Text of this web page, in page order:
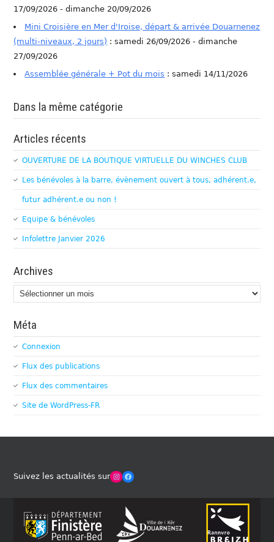
17/09/2026 - dimanche 20/09/2026
Mini Croisière en Mer d'Iroise, départ & arrivée Douarnenez
(multi-niveaux, 2 jours) : samedi 26/09/2026 - dimanche
27/09/2026
Assemblée générale + Pot du mois : samedi 14/11/2026
Dans la même catégorie
Articles récents
OUVERTURE DE LA BOUTIQUE VIRTUELLE DU WINCHES CLUB
Les bénévoles à la barre, évènement ouvert à tous, adhérent.e,
futur adhérent.e ou non !
Equipe & bénévoles
Infolettre Janvier 2026
Archives
Archives
Méta
Connexion
Flux des publications
Flux des commentaires
Site de WordPress-FR
Suivez les actualités surWinches Club OfficielFacebook